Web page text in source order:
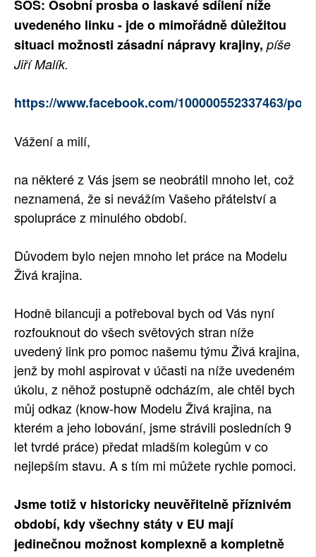
SOCIÁLNÍ SÍTĚ
RUBRIKY
SOS: Osobní prosba o laskavé sdílení níže
uvedeného linku - jde o mimořádně důležitou
situaci možnosti zásadní nápravy krajiny, píše
Jiří Malík.
https://www.facebook.com/100000552337463/
Vážení a milí,
na některé z Vás jsem se neobrátil mnoho let, což
neznamená, že si nevážím Vašeho přátelství a
spolupráce z minulého období.
Důvodem bylo nejen mnoho let práce na Modelu
Živá krajina.
Hodně bilancuji a potřeboval bych od Vás nyní
rozfouknout do všech světových stran níže
uvedený link pro pomoc našemu týmu Živá krajina,
jenž by mohl aspirovat v účasti na níže uvedeném
úkolu, z něhož postupně odcházím, ale chtěl bych
můj odkaz (know-how Modelu Živá krajina, na
kterém a jeho lobování, jsme strávili posledních 9
let tvrdé práce) předat mladším kolegům v co
nejlepším stavu. A s tím mi můžete rychle pomoci.
Jsme totiž v historicky neuvěřitelně příznivém
období, kdy všechny státy v EU mají
jedinečnou možnost komplexně a kompletně